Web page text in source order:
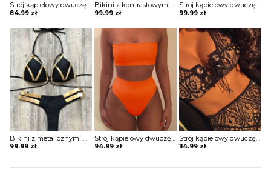
Strój kąpielowy dwuczęściowy z wyciętymi majtkami i bandażowym topem
84.99 zł
Bikini z kontrastowymi lamówkami
99.99 zł
Stroj kąpielowy dwuczęściowy z wycięciem na biuście
99.99 zł
Bikini z metalicznymi wstawkami
99.99 zł
Strój kąpielowy dwuczęściowy z bandażową górą
94.99 zł
Strój kąpielowy dwuczęściowy koronkowy ze sznurowaniem na biuście
114.99 zł